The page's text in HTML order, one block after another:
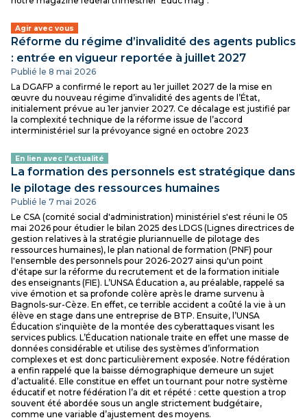
Agir avec vous
Réforme du régime d’invalidité des agents publics
: entrée en vigueur reportée à juillet 2027
Publié le 8 mai 2026
La DGAFP a confirmé le report au 1er juillet 2027 de la mise en
œuvre du nouveau régime d’invalidité des agents de l’État,
initialement prévue au 1er janvier 2027. Ce décalage est justifié par
la complexité technique de la réforme issue de l’accord
interministériel sur la prévoyance signé en octobre 2023
En lien avec l'actualité
La formation des personnels est stratégique dans
le pilotage des ressources humaines
Publié le 7 mai 2026
Le CSA (comité social d'administration) ministériel s'est réuni le 05
mai 2026 pour étudier le bilan 2025 des LDGS (Lignes directrices de
gestion relatives à la stratégie pluriannuelle de pilotage des
ressources humaines), le plan national de formation (PNF) pour
l'ensemble des personnels pour 2026-2027 ainsi qu'un point
d'étape sur la réforme du recrutement et de la formation initiale
des enseignants (FIE). L’UNSA Éducation a, au préalable, rappelé sa
vive émotion et sa profonde colère après le drame survenu à
Bagnols-sur-Cèze. En effet, ce terrible accident a coûté la vie à un
élève en stage dans une entreprise de BTP. Ensuite, l’UNSA
Éducation s'inquiète de la montée des cyberattaques visant les
services publics. L’Éducation nationale traite en effet une masse de
données considérable et utilise des systèmes d’information
complexes et est donc particulièrement exposée. Notre fédération
a enfin rappelé que la baisse démographique demeure un sujet
d’actualité. Elle constitue en effet un tournant pour notre système
éducatif et notre fédération l’a dit et répété : cette question a trop
souvent été abordée sous un angle strictement budgétaire,
comme une variable d’ajustement des moyens.